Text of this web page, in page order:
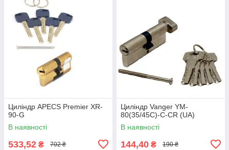
Циліндр APECS Premier XR-
90-G
В наявності
533,52 ₴ 702 ₴
Циліндр Vanger YM-
80(35/45C)-C-CR (UA)
В наявності
144,40 ₴ 190 ₴